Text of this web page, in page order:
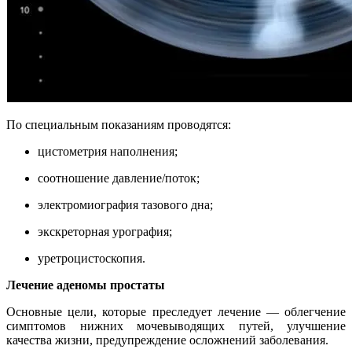
По специальным показаниям проводятся:
цистометрия наполнения;
соотношение давление/поток;
электромиография тазового дна;
экскреторная урография;
уретроцистоскопия.
Лечение аденомы простаты
Основные цели, которые преследует лечение — облегчение
симптомов нижних мочевыводящих путей, улучшение
качества жизни, предупреждение осложнений заболевания.